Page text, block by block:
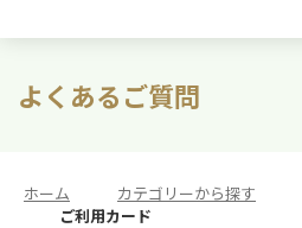
よくあるご質問
ホーム カテゴリーから探す
ご利用カード